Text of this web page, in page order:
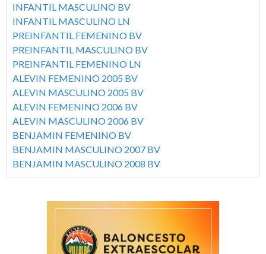
a
l
l
l
a
l
b
a
INFANTIL MASCULINO BV
INFANTIL MASCULINO LN
PREINFANTIL FEMENINO BV
PREINFANTIL MASCULINO BV
PREINFANTIL FEMENINO LN
ALEVIN FEMENINO 2005 BV
ALEVIN MASCULINO 2005 BV
ALEVIN FEMENINO 2006 BV
ALEVIN MASCULINO 2006 BV
BENJAMIN FEMENINO BV
BENJAMIN MASCULINO 2007 BV
BENJAMIN MASCULINO 2008 BV